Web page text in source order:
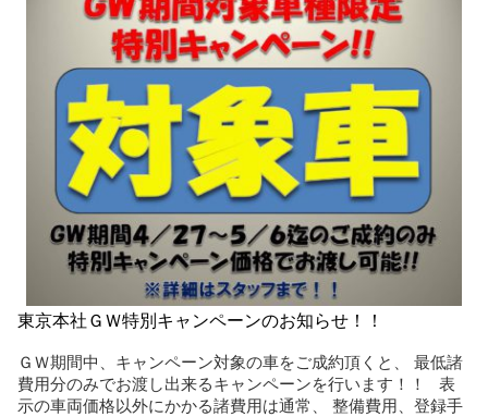
東京本社ＧＷ特別キャンペーンのお知らせ！！
ＧＷ期間中、キャンペーン対象の車をご成約頂くと、 最低諸
費用分のみでお渡し出来るキャンペーンを行います！！ 表
示の車両価格以外にかかる諸費用は通常、 整備費用、登録手